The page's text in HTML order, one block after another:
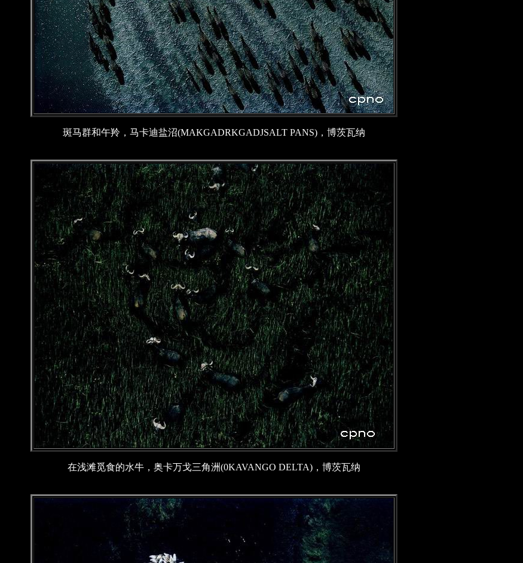
斑马群和午羚，马卡迪盐沼(MAKGADRKGADJSALT PANS)，博茨瓦纳
在浅滩觅食的水牛，奥卡万戈三角洲(0KAVANGO DELTA)，博茨瓦纳